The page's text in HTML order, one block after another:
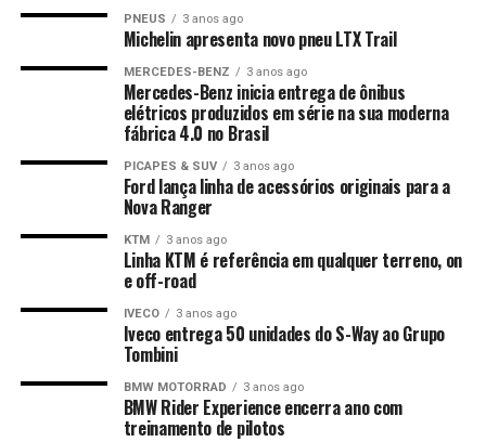
PNEUS 3 anos ago
Michelin apresenta novo pneu LTX Trail
MERCEDES-BENZ 3 anos ago
Mercedes-Benz inicia entrega de ônibus
elétricos produzidos em série na sua moderna
fábrica 4.0 no Brasil
PICAPES & SUV 3 anos ago
Ford lança linha de acessórios originais para a
Nova Ranger
KTM 3 anos ago
Linha KTM é referência em qualquer terreno, on
e off-road
IVECO 3 anos ago
Iveco entrega 50 unidades do S-Way ao Grupo
Tombini
BMW MOTORRAD 3 anos ago
BMW Rider Experience encerra ano com
treinamento de pilotos